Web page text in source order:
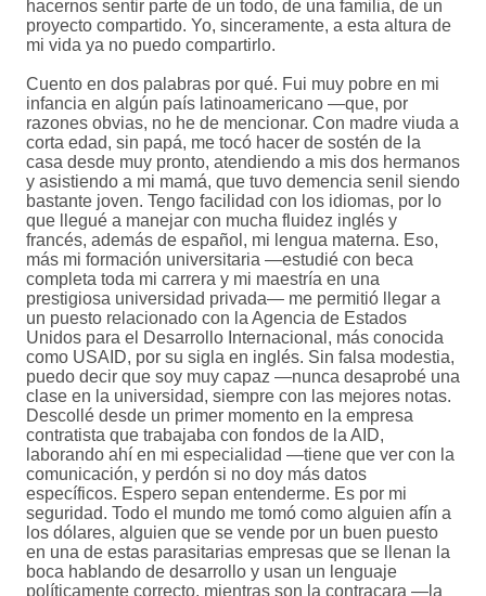
hacernos sentir parte de un todo, de una familia, de un
proyecto compartido. Yo, sinceramente, a esta altura de
mi vida ya no puedo compartirlo.
Cuento en dos palabras por qué. Fui muy pobre en mi
infancia en algún país latinoamericano —que, por
razones obvias, no he de mencionar. Con madre viuda a
corta edad, sin papá, me tocó hacer de sostén de la
casa desde muy pronto, atendiendo a mis dos hermanos
y asistiendo a mi mamá, que tuvo demencia senil siendo
bastante joven. Tengo facilidad con los idiomas, por lo
que llegué a manejar con mucha fluidez inglés y
francés, además de español, mi lengua materna. Eso,
más mi formación universitaria —estudié con beca
completa toda mi carrera y mi maestría en una
prestigiosa universidad privada— me permitió llegar a
un puesto relacionado con la Agencia de Estados
Unidos para el Desarrollo Internacional, más conocida
como USAID, por su sigla en inglés. Sin falsa modestia,
puedo decir que soy muy capaz —nunca desaprobé una
clase en la universidad, siempre con las mejores notas.
Descollé desde un primer momento en la empresa
contratista que trabajaba con fondos de la AID,
laborando ahí en mi especialidad —tiene que ver con la
comunicación, y perdón si no doy más datos
específicos. Espero sepan entenderme. Es por mi
seguridad. Todo el mundo me tomó como alguien afín a
los dólares, alguien que se vende por un buen puesto
en una de estas parasitarias empresas que se llenan la
boca hablando de desarrollo y usan un lenguaje
políticamente correcto, mientras son la contracara —la